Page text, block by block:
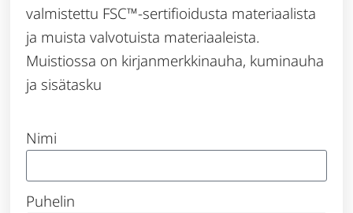
valmistettu FSC™-sertifioidusta materiaalista
ja muista valvotuista materiaaleista.
Muistiossa on kirjanmerkkinauha, kuminauha
ja sisätasku
Nimi
Puhelin